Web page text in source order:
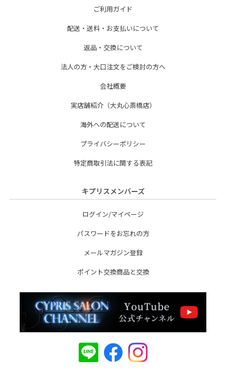
ご利用ガイド
配送・送料・お支払いについて
返品・交換について
法人の方・大口注文をご検討の方へ
会社概要
実店舗紹介（大丸心斎橋店）
海外への配送について
プライバシーポリシー
特定商取引法に関する表記
キプリスメンバーズ
ログイン/マイページ
パスワードをお忘れの方
メールマガジン登録
ポイント交換商品と交換